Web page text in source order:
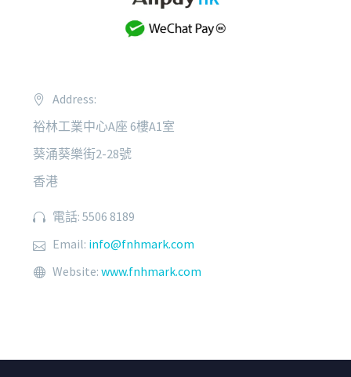
Address:
裕林工業中心A座 6樓A1室
葵涌葵樂街2-28號
香港
電話: 5506 8189
Email: info@fnhmark.com
Website: www.fnhmark.com